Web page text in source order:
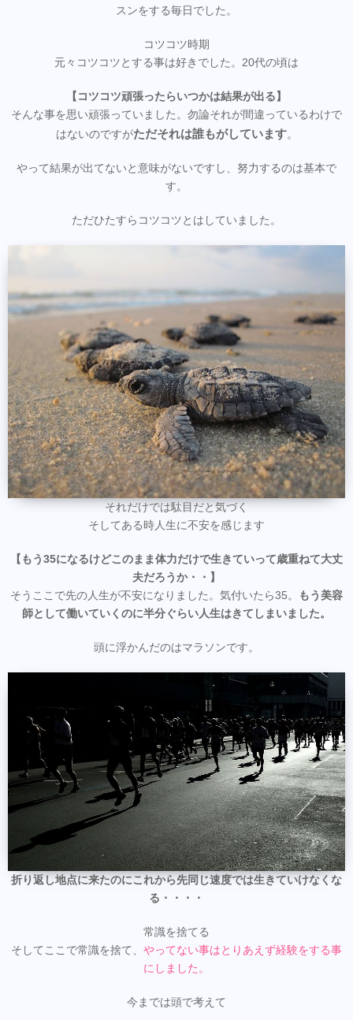
スンをする毎日でした。
コツコツ時期
元々コツコツとする事は好きでした。20代の頃は
【コツコツ頑張ったらいつかは結果が出る】
そんな事を思い頑張っていました。勿論それが間違っているわけで
はないのですがただそれは誰もがしています。
やって結果が出てないと意味がないですし、努力するのは基本で
す。
ただひたすらコツコツとはしていました。
それだけでは駄目だと気づく
そしてある時人生に不安を感じます
【もう35になるけどこのまま体力だけで生きていって歳重ねて大丈
夫だろうか・・】
そうここで先の人生が不安になりました。気付いたら35。
もう美容
師として働いていくのに半分ぐらい人生はきてしまいました。
頭に浮かんだのはマラソンです。
折り返し地点に来たのにこれから先同じ速度では生きていけなくな
る・・・・
常識を捨てる
そしてここで常識を捨て、 やってない事はとりあえず経験をする事
にしました。
今までは頭で考えて